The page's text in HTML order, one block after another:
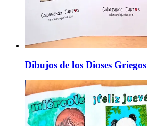
Dibujos de los Dioses Griegos